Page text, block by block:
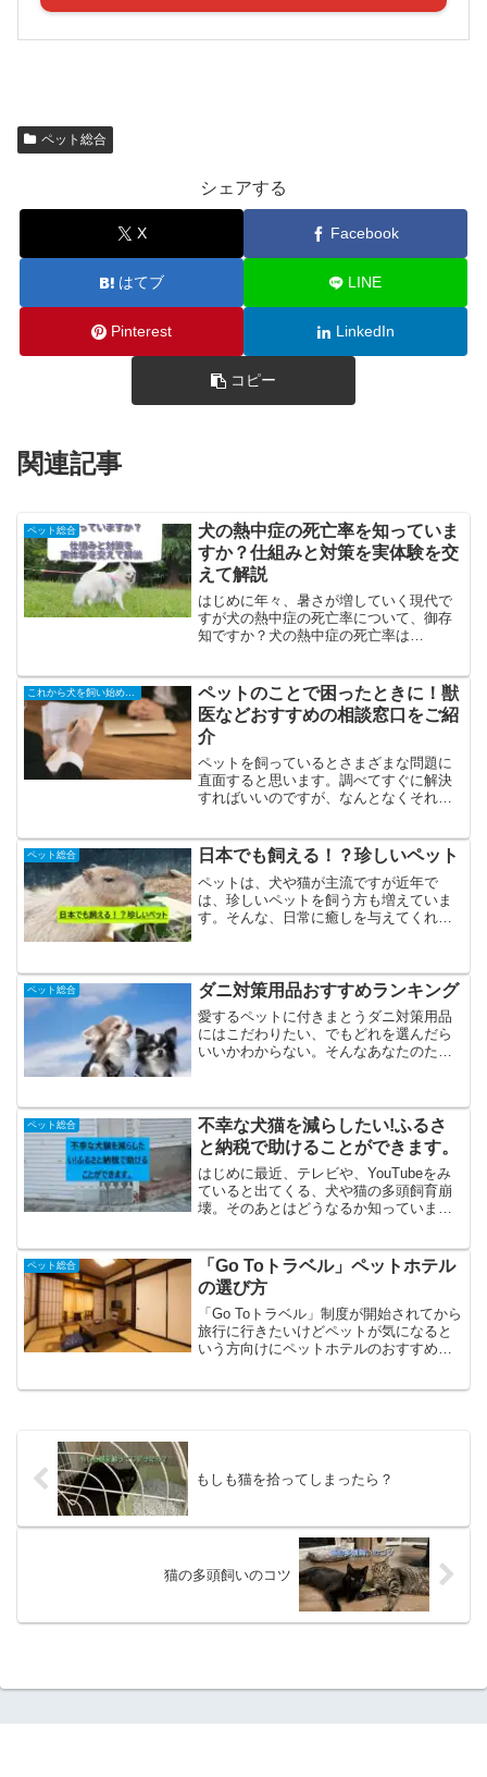
ペット総合
シェアする
X Facebook
はてブ LINE
Pinterest LinkedIn
コピー
関連記事
ペット総合
犬の熱中症の死亡率を知っていま
すか？仕組みと対策を実体験を交
えて解説
はじめに年々、暑さが増していく現代で
すが犬の熱中症の死亡率について、御存
知ですか？犬の熱中症の死亡率は
しまうと報告されています。ちなみに人
間の場合は、重症化すると1...
ペットのことで困ったときに！獣
医などおすすめの相談窓口をご紹
介
ペットを飼っているとさまざまな問題に
直面すると思います。調べてすぐに解決
すればいいのですが、なんとなくそれで
に相談できる相手がいると心強いですよ
ね。この記事では困ったと...
ペット総合 日本でも飼える！？珍しいペット
ペットは、犬や猫が主流ですが近年で
は、珍しいペットを飼う方も増えていま
す。そんな、日常に癒しを与えてくれる
していきます。●ミーヤキャ...
ペット総合 ダニ対策用品おすすめランキング
愛するペットに付きまとうダニ対策用品
にはこだわりたい、でもどれを選んだら
いいかわからない。そんなあなたのため
を」という方から「値段は安いほうがい
い」という方まで満足できる...
ペット総合
不幸な犬猫を減らしたい!ふるさ
と納税で助けることができます。
はじめに最近、テレビや、YouTubeをみ
ていると出てくる、犬や猫の多頭飼育崩
壊。そのあとはどうなるか知っています
ば譲渡会などで里親さんを探してもらえ
ますがそのほかは殺...
ペット総合
「Go Toトラベル」ペットホテル
の選び方
「Go Toトラベル」制度が開始されてから
旅行に行きたいけどペットが気になると
いう方向けにペットホテルのおすすめに
もしも猫を拾ってしまったら？
猫の多頭飼いのコツ